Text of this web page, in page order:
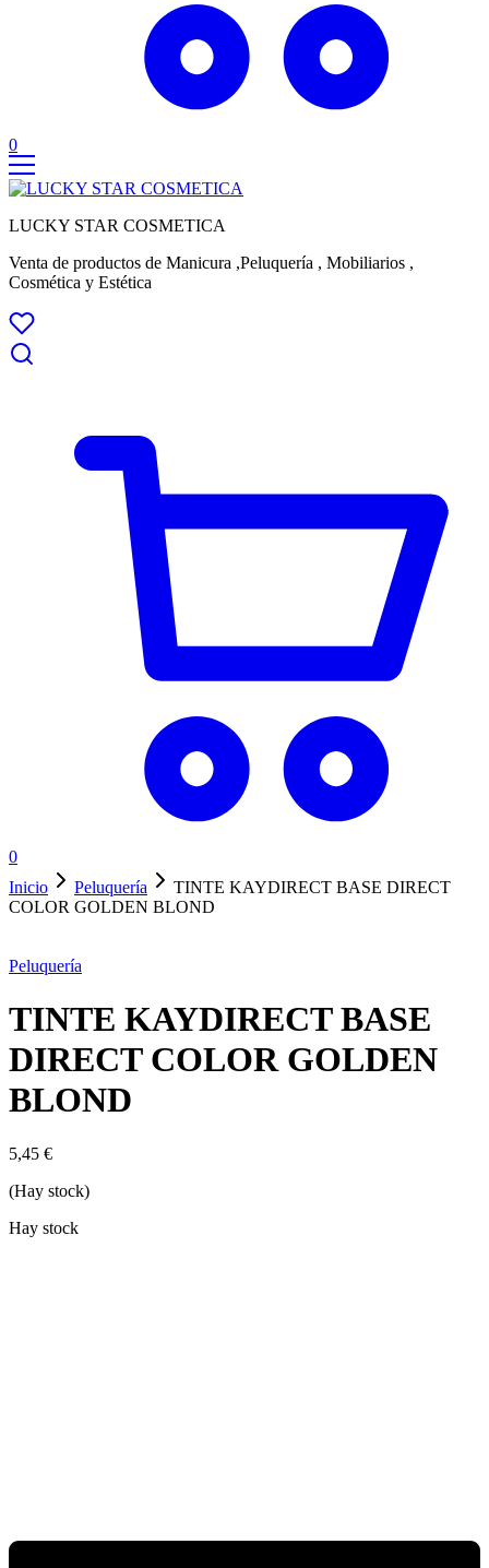
0
LUCKY STAR COSMETICA
Venta de productos de Manicura ,Peluquería , Mobiliarios ,
Cosmética y Estética
0
Inicio
Peluquería
TINTE KAYDIRECT BASE DIRECT
COLOR GOLDEN BLOND
Peluquería
TINTE KAYDIRECT BASE
DIRECT COLOR GOLDEN
BLOND
5,45 €
(Hay stock)
Hay stock